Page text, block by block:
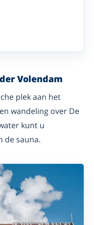
Volendam
plek aan het
wandeling over De
kunt u
de sauna.